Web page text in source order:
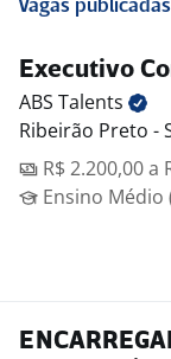
Vagas
Executivo
ABS Talents
Ribeirão Preto -
R$ 2.200,00 a
Ensino Médio